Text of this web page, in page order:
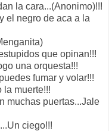
la cara...(Anonimo)!!!
el negro de aca a la
que opinan!!!
una orquesta!!!
fumar y volar!!!
la muerte!!!
muchas puertas...Jale
ciego!!!